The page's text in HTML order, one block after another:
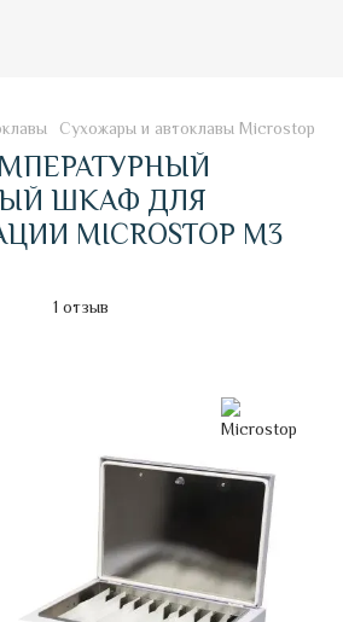
Сухожары и автоклавы Microstop
ШКАФ ДЛЯ
MICROSTOP M3
1 отзыв